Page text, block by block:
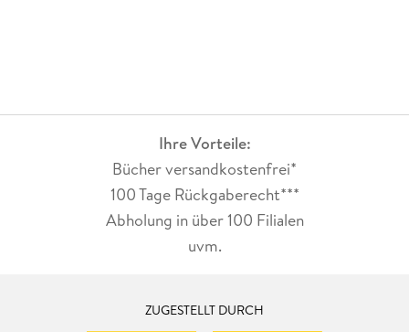
Ihre Vorteile:
Bücher versandkostenfrei*
100 Tage Rückgaberecht***
Abholung in über 100 Filialen
uvm.
ZUGESTELLT DURCH